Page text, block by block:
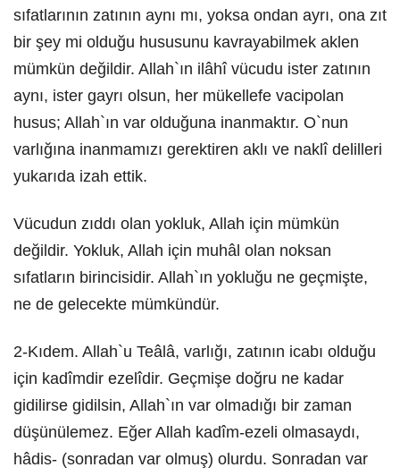
sıfatlarının zatının aynı mı, yoksa ondan ayrı, ona zıt
bir şey mi olduğu hususunu kavrayabilmek aklen
mümkün değildir. Allah`ın ilâhî vücudu ister zatının
aynı, ister gayrı olsun, her mükellefe vacipolan
husus; Allah`ın var olduğuna inanmaktır. O`nun
varlığına inanmamızı gerektiren aklı ve naklî delilleri
yukarıda izah ettik.
Vücudun zıddı olan yokluk, Allah için mümkün
değildir. Yokluk, Allah için muhâl olan noksan
sıfatların birincisidir. Allah`ın yokluğu ne geçmişte,
ne de gelecekte mümkündür.
2-Kıdem. Allah`u Teâlâ, varlığı, zatının icabı olduğu
için kadîmdir ezelîdir. Geçmişe doğru ne kadar
gidilirse gidilsin, Allah`ın var olmadığı bir zaman
düşünülemez. Eğer Allah kadîm-ezeli olmasaydı,
hâdis- (sonradan var olmuş) olurdu. Sonradan var